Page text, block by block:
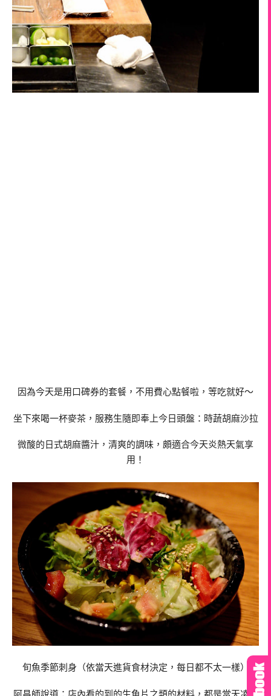
因為今天是用口碑券的套餐，不用費心點餐啦，等吃就好～
坐下來喝一杯麥茶，服務生隨即奉上今日頭盤：時蔬胡麻沙拉
微酸的日式胡麻醬汁，清爽的調味，頗適合今天炎熱天氣享
用！
旬魚季節刺身（依當天進貨食材決定，每日都不太一樣）